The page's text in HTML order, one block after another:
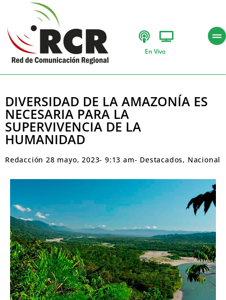
En Vivo
DIVERSIDAD DE LA AMAZONÍA ES
NECESARIA PARA LA
SUPERVIVENCIA DE LA
HUMANIDAD
Redacción 28 mayo, 2023- 9:13 am- Destacados, Nacional